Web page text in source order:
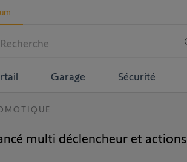
Garage Sécurité
multi déclencheur et actions